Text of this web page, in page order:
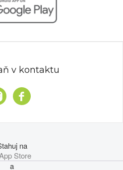
v kontaktu
na
Store
a